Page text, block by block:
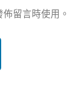
留言時使用。